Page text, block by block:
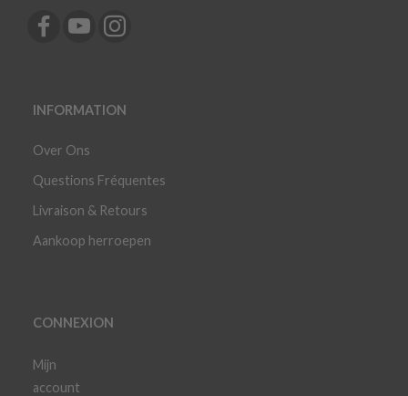
INFORMATION
Over Ons
Questions Fréquentes
Livraison & Retours
Aankoop herroepen
CONNEXION
Mijn
account